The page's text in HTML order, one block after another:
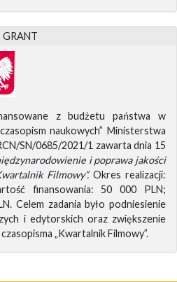
GRANT
z budżetu państwa w
naukowych” Ministerstwa
SN/0685/2021/1 zawarta dnia 15
i poprawa jakości
Filmowy”.Okres realizacji:
finansowania: 50 000 PLN;
Celem zadania było podniesienie
i edytorskich oraz zwiększenie
„Kwartalnik Filmowy”.